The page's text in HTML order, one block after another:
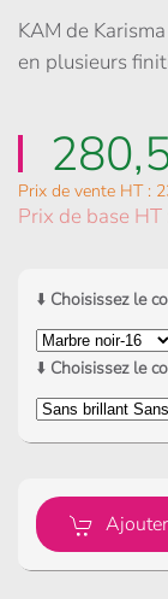
KAM de
en plusieurs
Prix de vente HT :
Prix de base HT
⬇️ Choisissez le
⬇️ Choisissez le